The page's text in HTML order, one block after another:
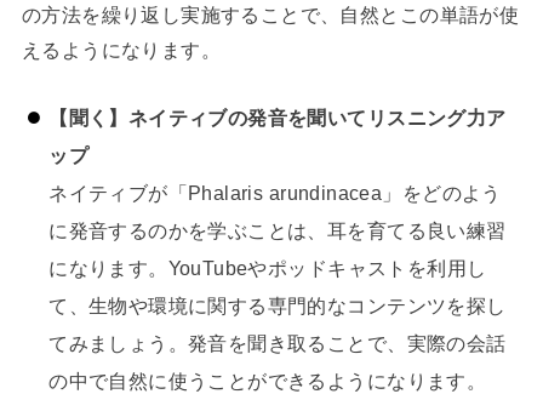
の方法を繰り返し実施することで、自然とこの単語が使
えるようになります。
【聞く】ネイティブの発音を聞いてリスニング力ア
ップ
ネイティブが「Phalaris arundinacea」をどのよう
に発音するのかを学ぶことは、耳を育てる良い練習
になります。YouTubeやポッドキャストを利用し
て、生物や環境に関する専門的なコンテンツを探し
てみましょう。発音を聞き取ることで、実際の会話
の中で自然に使うことができるようになります。